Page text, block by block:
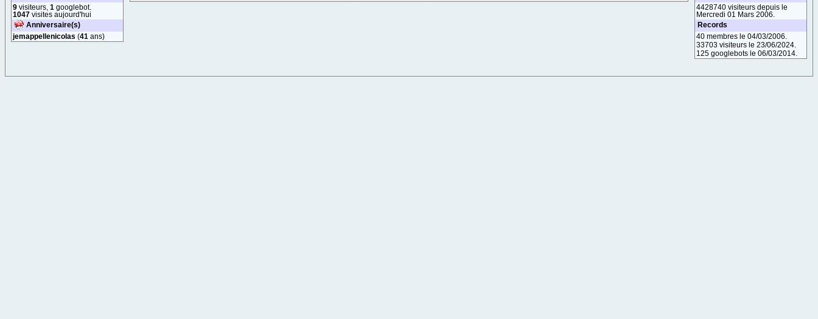
9 visiteurs, 1 googlebot.
1047 visites aujourd'hui
Anniversaire(s)
jemappellenicolas (41 ans)
4428740 visiteurs depuis le
Mercredi 01 Mars 2006.
Records
40 membres le 04/03/2006.
33703 visiteurs le 23/06/2024.
125 googlebots le 06/03/2014.